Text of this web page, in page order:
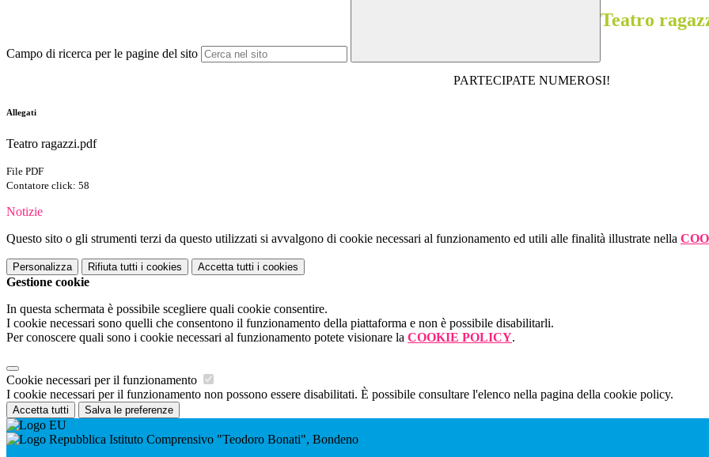
Campo di ricerca per le pagine del sito
Teatro
PARTECIPATE NUMEROSI!
Allegati
Teatro ragazzi.pdf
File PDF
Contatore click: 58
Notizie
Questo sito o gli strumenti terzi da questo utilizzati si avvalgono di cookie necessari al funzionamento ed utili alle finalità illustrate nella
Personalizza Rifiuta tutti i cookies Accetta tutti i cookies
Gestione cookie
In questa schermata è possibile scegliere quali cookie consentire.
I cookie necessari sono quelli che consentono il funzionamento della piattaforma e non è possibile disabilitarli.
Per conoscere quali sono i cookie necessari al funzionamento potete visionare la COOKIE POLICY.
Cookie necessari per il funzionamento
I cookie necessari per il funzionamento non possono essere disabilitati. È possibile consultare l'elenco nella pagina della cookie policy.
Accetta tutti Salva le preferenze
Istituto Comprensivo "Teodoro Bonati", Bondeno